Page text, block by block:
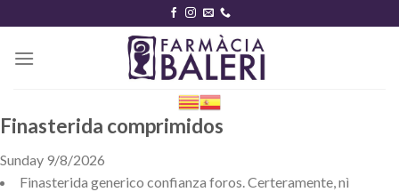
content
Finasterida comprimidos
Sunday 9/8/2026
Finasterida generico confianza foros. Certeramente, nì